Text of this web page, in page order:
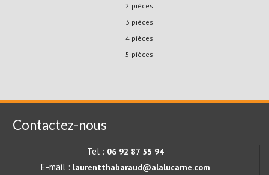
2 pièces
3 pièces
4 pièces
5 pièces
Contactez-nous
Tel : 06 92 87 55 94
E-mail : laurentthabaraud@alalucarne.com